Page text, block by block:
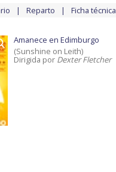
Reparto Ficha técnica
Amanece en Edimburgo
(Sunshine on Leith)
Dirigida por Dexter Fletcher